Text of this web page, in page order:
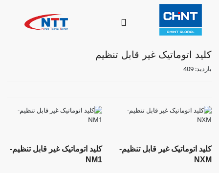
کلید اتوماتیک غیر قابل تنظیم
بازدید: 409
کلید اتوماتیک غیر قابل تنظیم-
NXM
کلید اتوماتیک غیر قابل تنظیم-
NM1